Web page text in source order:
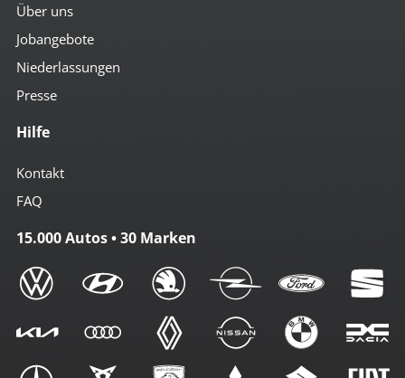
Über uns
Jobangebote
Niederlassungen
Presse
Hilfe
Kontakt
FAQ
15.000 Autos • 30 Marken